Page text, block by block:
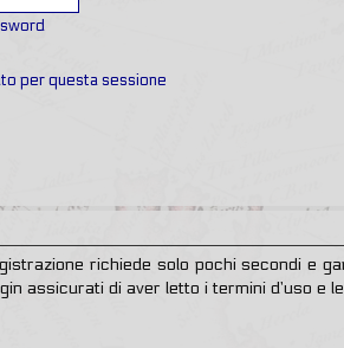
per questa sessione
richiede solo pochi secondi e
assicurati di aver letto i termini d’uso e